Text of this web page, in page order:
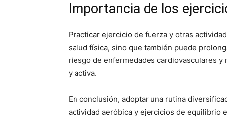
Importancia de los
Practicar ejercicio de fuerza y otras
salud física, sino que también puede
riesgo de enfermedades cardiovasculares y
y activa.
En conclusión, adoptar una rutina
actividad aeróbica y ejercicios de equilibrio